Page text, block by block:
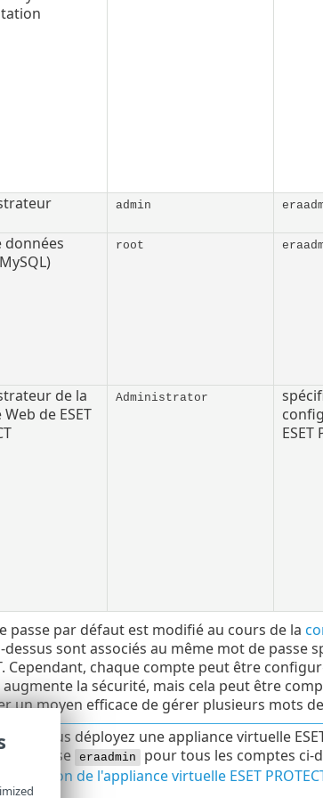
admin
données
root
de la
de ESET
Administrator
ESET
passe par défaut est modifié au cours de la
dessus sont associés au même mot de passe
Cependant, chaque compte peut être
augmente la sécurité, mais cela peut être
un moyen efficace de gérer plusieurs mots
vous déployez une appliance virtuelle
de passe
eraadmin pour tous les comptes ci-
de l'appliance virtuelle ESET